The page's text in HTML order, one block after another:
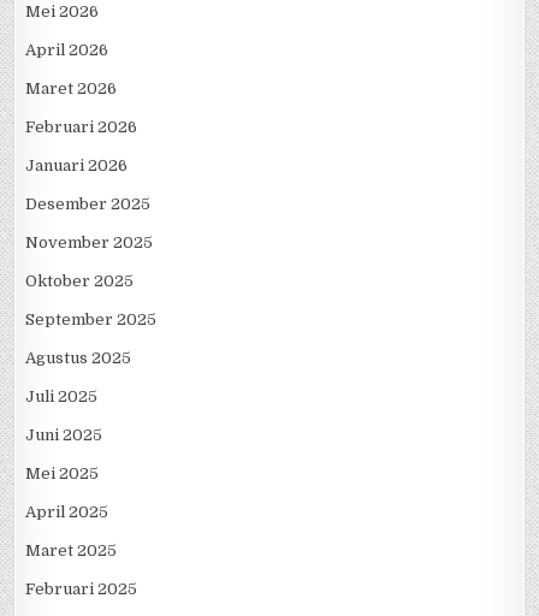
Mei 2026
April 2026
Maret 2026
Februari 2026
Januari 2026
Desember 2025
November 2025
Oktober 2025
September 2025
Agustus 2025
Juli 2025
Juni 2025
Mei 2025
April 2025
Maret 2025
Februari 2025